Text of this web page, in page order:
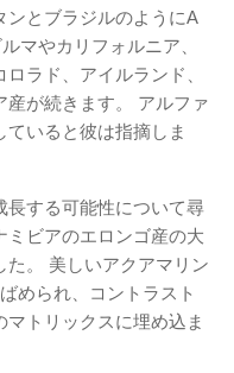
ンとブラジルのようにA
マやカリフォルニア、
ラド、アイルランド、
が続きます。 アルファ
いると彼は指摘しま
長する可能性について尋
ミビアのエロンゴ産の大
た。 美しいアクアマリン
められ、コントラスト
トリックスに埋め込ま